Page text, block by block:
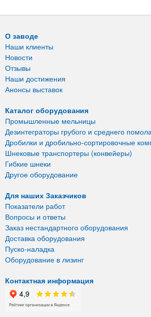
О заводе
Наши клиенты
Новости
Отзывы
Наши достижения
Анонсы выставок
Каталог оборудования
Промышленные мельницы
Дезинтеграторы грубого и среднего
Дробилки и дробильно-сортировочные
Шнековые транспортеры (конвейеры)
Гибкие шнеки
Другое оборудование
Для наших Заказчиков
Показатели работ
Вопросы и ответы
Заказ нестандартного оборудования
Доставка оборудования
Пуско-наладка
Оборудование в лизинг
Контактная информация